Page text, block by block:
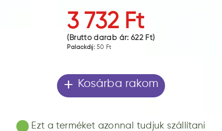
3 732 Ft
(Bruttó darab ár: 622 Ft)
Palackdíj:50 Ft
+ Kosárba rakom
Ezt a terméket azonnal tudjuk szállítani